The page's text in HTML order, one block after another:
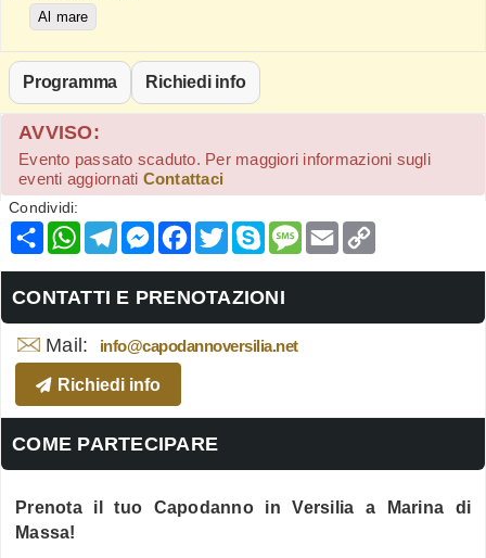
Al mare
Programma Richiedi info
AVVISO:
Evento passato scaduto. Per maggiori informazioni sugli
eventi aggiornati Contattaci
Condividi:
Condividi
WhatsApp
Telegram
Messenger
Facebook
TwitterSkypeMessage
Email
CONTATTI E PRENOTAZIONI
Mail: info@capodannoversilia.net
Richiedi info
COME PARTECIPARE
Prenota il tuo Capodanno in Versilia a Marina di
Massa!